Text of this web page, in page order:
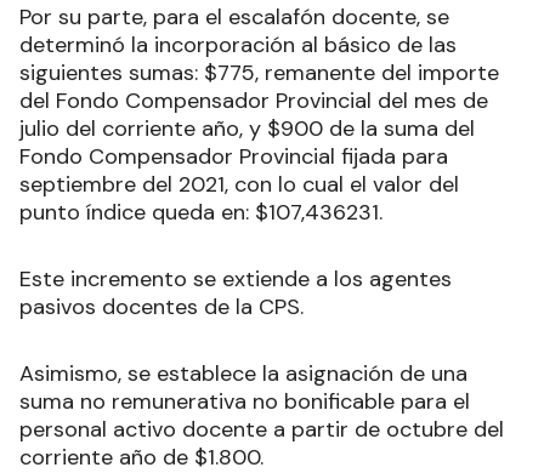
Por su parte, para el escalafón docente, se
determinó la incorporación al básico de las
siguientes sumas: $775, remanente del importe
del Fondo Compensador Provincial del mes de
julio del corriente año, y $900 de la suma del
Fondo Compensador Provincial fijada para
septiembre del 2021, con lo cual el valor del
punto índice queda en: $107,436231.
Este incremento se extiende a los agentes
pasivos docentes de la CPS.
Asimismo, se establece la asignación de una
suma no remunerativa no bonificable para el
personal activo docente a partir de octubre del
corriente año de $1.800.